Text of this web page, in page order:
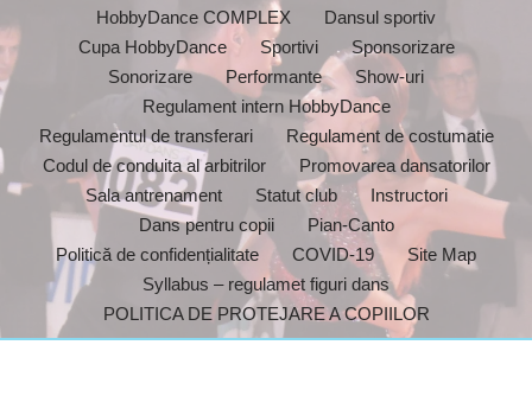
HobbyDance COMPLEX
Dansul sportiv
Cupa HobbyDance
Sportivi
Sponsorizare
Sonorizare
Performante
Show-uri
Regulament intern HobbyDance
Regulamentul de transferari
Regulament de costumatie
Codul de conduita al arbitrilor
Promovarea dansatorilor
Sala antrenament
Statut club
Instructori
Dans pentru copii
Pian-Canto
Politică de confidențialitate
COVID-19
Site Map
Syllabus – regulamet figuri dans
POLITICA DE PROTEJARE A COPIILOR